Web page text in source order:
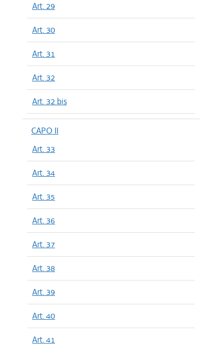
Art. 29
Art. 30
Art. 31
Art. 32
Art. 32 bis
CAPO II
Art. 33
Art. 34
Art. 35
Art. 36
Art. 37
Art. 38
Art. 39
Art. 40
Art. 41